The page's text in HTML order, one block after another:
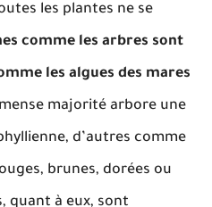
les plantes ne se
comme les arbres sont
les algues des mares
majorité arbore une
d’autres comme
brunes, dorées ou
quant à eux, sont